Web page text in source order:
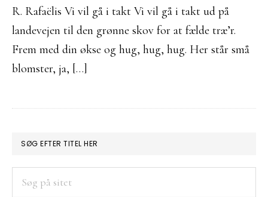
R. Rafaëlis Vi vil gå i takt Vi vil gå i takt ud på
landevejen til den grønne skov for at fælde træ’r.
Frem med din økse og hug, hug, hug. Her står små
blomster, ja, […]
PRIMÆR
SIDEBAR
SØG EFTER TITEL HER